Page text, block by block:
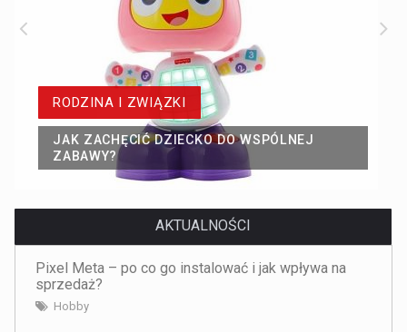
RODZINA I ZWIĄZKI
JAK ZACHĘCIĆ DZIECKO DO WSPÓLNEJ
ZABAWY?
AKTUALNOŚCI
Pixel Meta – po co go instalować i jak wpływa na
sprzedaż?
Hobby